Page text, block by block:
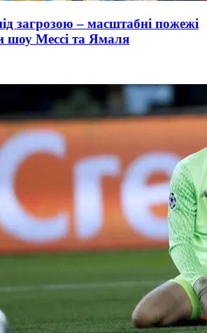
загрозою – масштабні пожежі
шоу Мессі та Ямаля